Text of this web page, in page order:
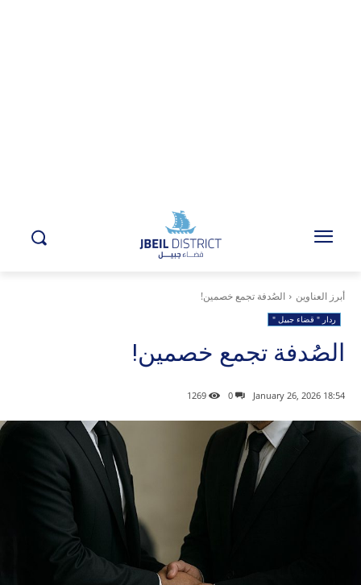
أبرز العناوين الصُدفة تجمع خصمين!
ردار " قضاء جبيل "
الصُدفة تجمع خصمين!
18:54 2026 ,January 26
0
1269